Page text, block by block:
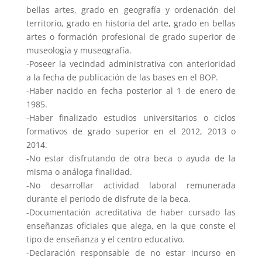
bellas artes, grado en geografía y ordenación del
territorio, grado en historia del arte, grado en bellas
artes o formación profesional de grado superior de
museología y museografía.
-Poseer la vecindad administrativa con anterioridad
a la fecha de publicación de las bases en el BOP.
-Haber nacido en fecha posterior al 1 de enero de
1985.
-Haber finalizado estudios universitarios o ciclos
formativos de grado superior en el 2012, 2013 o
2014.
-No estar disfrutando de otra beca o ayuda de la
misma o análoga finalidad.
-No desarrollar actividad laboral remunerada
durante el periodo de disfrute de la beca.
-Documentación acreditativa de haber cursado las
enseñanzas oficiales que alega, en la que conste el
tipo de enseñanza y el centro educativo.
-Declaración responsable de no estar incurso en